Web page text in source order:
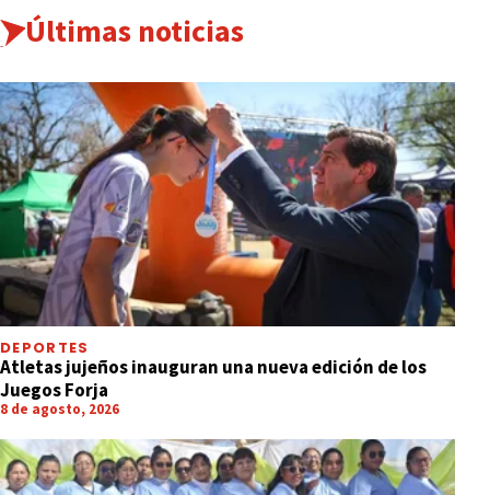
Últimas noticias
DEPORTES
Atletas jujeños inauguran una nueva edición de los
Juegos Forja
8 de agosto, 2026